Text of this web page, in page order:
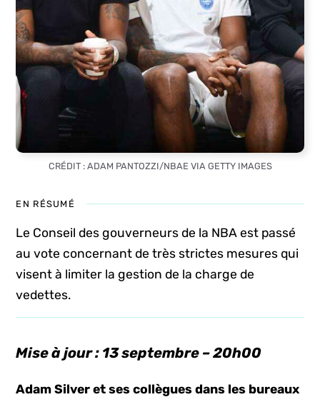
CRÉDIT : ADAM PANTOZZI/NBAE VIA GETTY IMAGES
EN RÉSUMÉ
Le Conseil des gouverneurs de la NBA est passé
au vote concernant de très strictes mesures qui
visent à limiter la gestion de la charge de
vedettes.
Mise à jour : 13 septembre – 20h00
Adam Silver et ses collègues dans les bureaux